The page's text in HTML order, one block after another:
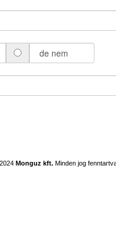
de nem
Monguz kft. Minden jog